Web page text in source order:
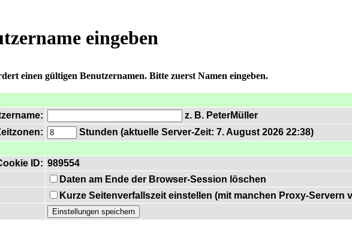
eingeben
einen gültigen Benutzernamen. Bitte zuerst Namen eingeben.
z. B. PeterMüller
Stunden (aktuelle Server-Zeit: 7. August 2026 22:38)
ID: 989554
Daten am Ende der Browser-Session löschen
Kurze Seitenverfallszeit einstellen (mit manchen Proxy-Servern